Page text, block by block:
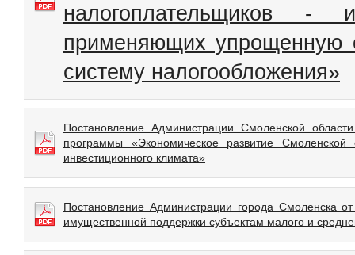
налогоплательщиков -
применяющих упрощенную
систему налогообложения»
Постановление Администрации Смоленской
программы «Экономическое развитие Смоленской
инвестиционного климата»
Постановление Администрации города Смоленска
имущественной поддержки субъектам малого и